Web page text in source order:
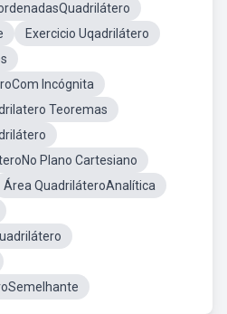
Exercicio Uqadrilátero
Incógnita
Teoremas
Plano Cartesiano
Área QuadriláteroAnalítica